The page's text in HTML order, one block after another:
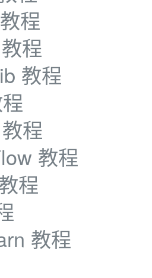
程
程
教程
程
教程
程
教程